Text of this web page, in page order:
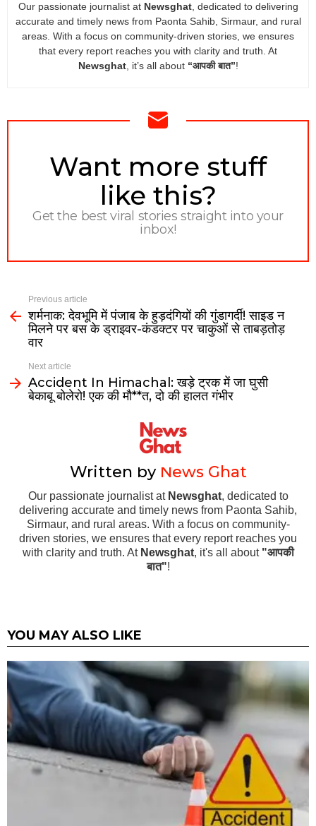
Our passionate journalist at Newsghat, dedicated to delivering
accurate and timely news from Paonta Sahib, Sirmaur, and rural
areas. With a focus on community-driven stories, we ensures
that every report reaches you with clarity and truth. At
Newsghat, it’s all about “आपकी बात”!
NEWSLETTER
Want more stuff
like this?
Get the best viral stories straight into your
inbox!
Previous article
शर्मनाक: देवभूमि में पंजाब के हुड़दंगियों की गुंडागर्दी! साइड न
मिलने पर बस के ड्राइवर-कंडक्टर पर चाकुओं से ताबड़तोड़
वार
Next article
Accident In Himachal: खड़े ट्रक में जा घुसी
बेकाबू बोलेरो! एक की मौ**त, दो की हालत गंभीर
Written by News Ghat
Our passionate journalist at Newsghat, dedicated to
delivering accurate and timely news from Paonta Sahib,
Sirmaur, and rural areas. With a focus on community-
driven stories, we ensures that every report reaches you
with clarity and truth. At Newsghat, it's all about "आपकी
बात"!
YOU MAY ALSO LIKE